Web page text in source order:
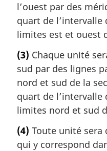
l’ouest par des
quart de l’intervalle
limites est et ouest
(3) Chaque unité
sud par des lignes
nord et sud de la
quart de l’intervalle
limites nord et sud
(4) Toute unité sera
qui y correspond